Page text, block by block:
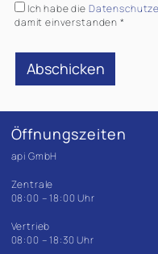
Ich habe die
damit einverstanden *
Öffnungszeiten
api GmbH
Zentrale
08:00 – 18:00 Uhr
Vertrieb
08:00 – 18:30 Uhr